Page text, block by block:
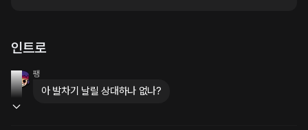
인트로
팽
아 발차기 날릴 상대하나 없나?